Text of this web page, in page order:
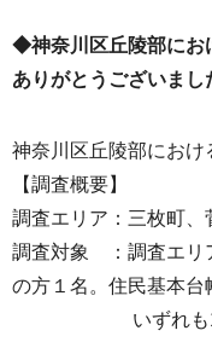
◆神奈川区丘陵部にお
ありがとうございまし
神奈川区丘陵部におけ
【調査概要】
調査エリア：三枚町、
調査対象 ：調査エリ
の方１名。住民基本台
いずれも18歳